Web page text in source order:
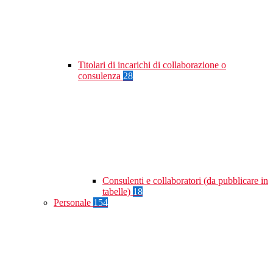
Titolari di incarichi di collaborazione o
consulenza 28
Consulenti e collaboratori (da pubblicare in
tabelle) 18
Personale 154